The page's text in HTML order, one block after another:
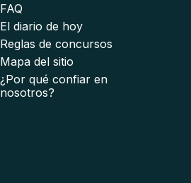
FAQ
El diario de hoy
Reglas de concursos
Mapa del sitio
¿Por qué confiar en
nosotros?